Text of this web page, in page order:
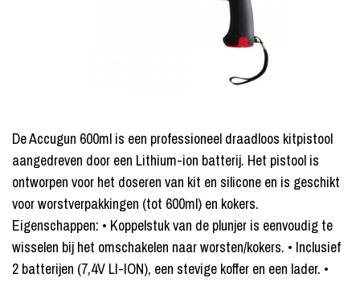
De Accugun 600ml is een professioneel draadloos kitpistool
aangedreven door een Lithium-ion batterij. Het pistool is
ontworpen voor het doseren van kit en silicone en is geschikt
voor worstverpakkingen (tot 600ml) en kokers.
Eigenschappen: • Koppelstuk van de plunjer is eenvoudig te
wisselen bij het omschakelen naar worsten/kokers. • Inclusief
2 batterijen (7,4V LI-ION), een stevige koffer en een lader. •